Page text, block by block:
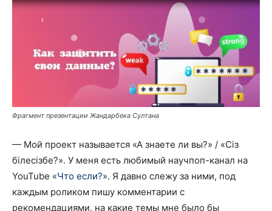
Фрагмент презентации Жандарбека Султана
— Мой проект называется «А знаете ли вы?» / «Сіз
білесізбе?». У меня есть любимый научпоп-канал на
YouTube «Что если?». Я давно слежу за ними, под
каждым роликом пишу комментарии с
рекомендациями, на какие темы мне было бы